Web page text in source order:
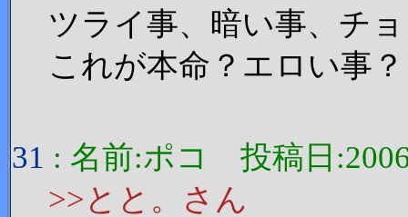
ツライ事、暗い事、チ
これが本命？エロい事？
31 : 名前:ポコ 投稿日
>>とと。さん